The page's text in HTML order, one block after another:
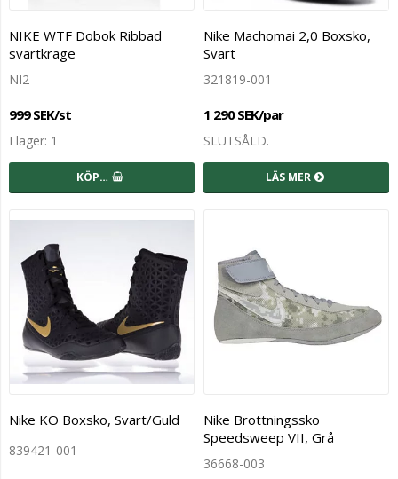
NIKE WTF Dobok Ribbad
svartkrage
NI2
999 SEK/st
I lager: 1
KÖP…
Nike Machomai 2,0 Boxsko,
Svart
321819-001
1 290 SEK/par
SLUTSÅLD.
LÄS MER
Nike KO Boxsko, Svart/Guld
839421-001
Nike Brottningssko
Speedsweep VII, Grå
36668-003